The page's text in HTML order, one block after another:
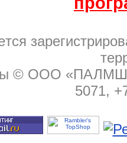
© ООО
5071,